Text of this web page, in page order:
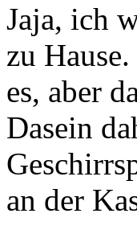
Jaja, ich
zu
es, aber
Dasein
an der